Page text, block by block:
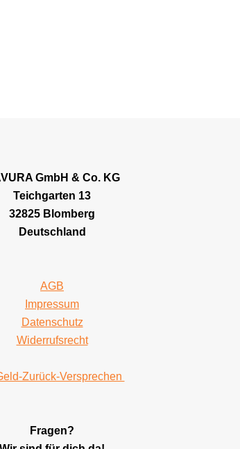
GmbH & Co. KG
Teichgarten 13
32825 Blomberg
Deutschland
AGB
Impressum
Datenschutz
Widerrufsrecht
Zurück-Versprechen
Fragen?